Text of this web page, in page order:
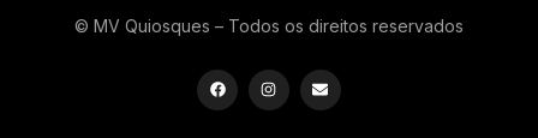
© MV Quiosques – Todos os direitos reservados